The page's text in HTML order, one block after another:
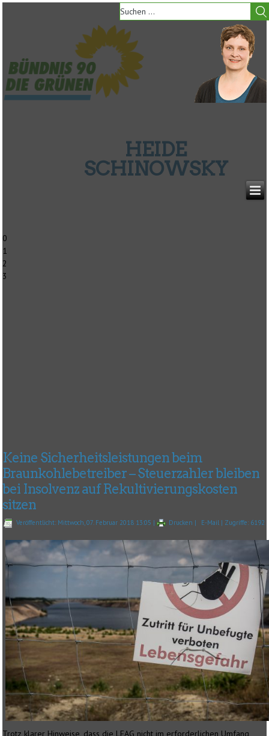
HEIDE
SCHINOWSKY
0
1
2
3
Keine Sicherheitsleistungen beim
Braunkohlebetreiber – Steuerzahler bleiben
bei Insolvenz auf Rekultivierungskosten
sitzen
Veröffentlicht: Mittwoch, 07. Februar 2018 13:05 | Drucken | E-Mail | Zugriffe: 6192
Trotz klarer Hinweise, dass die LEAG nicht im erforderlichen Umfang